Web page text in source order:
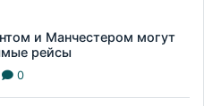
и Манчестером могут
рейсы
0